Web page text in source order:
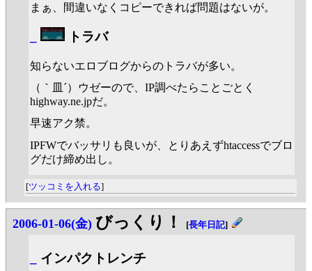
まぁ、間違いなくコピーできれば問題はないが。
トラバ
知らないエロブログからのトラバが多い。
（｀皿´）ウゼーので、IP調べたらことごとく
highway.ne.jpだ。
早速アク禁。
IPFWでバッサリも良いが、とりあえずhtaccessでブロ
グだけ締め出し。
[ツッコミを入れる]
2006-01-06(金) びっくり！ [長年日記]
インパクトレンチ